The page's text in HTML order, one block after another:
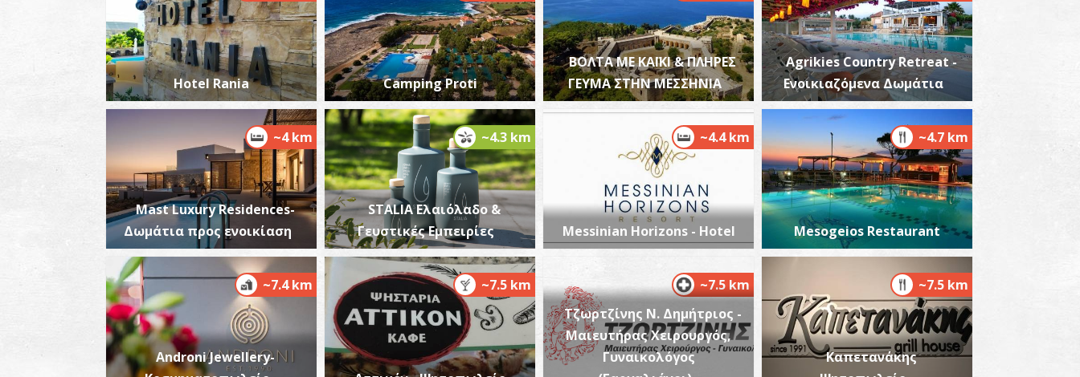
Hotel Rania Camping Proti
ΒΟΛΤΑ ΜΕ ΚΑΪΚΙ & ΠΛΗΡΕΣ
ΓΕΥΜΑ ΣΤΗΝ ΜΕΣΣΗΝΙΑ
Agrikies Country Retreat -
Ενοικιαζόμενα Δωμάτια
~4 km
Mast Luxury Residences-
Δωμάτια προς ενοικίαση
~4.3 km
STALIA Ελαιόλαδο &
Γευστικές Εμπειρίες
~4.4 km
Messinian Horizons - Hotel
~4.7 km
Mesogeios Restaurant
~7.4 km
Androni Jewellery-
~7.5 km
~7.5 km
Τζωρτζίνης Ν. Δημήτριος -
Μαιευτήρας Χειρουργός,
Γυναικολόγος
~7.5 km
Καπετανάκης